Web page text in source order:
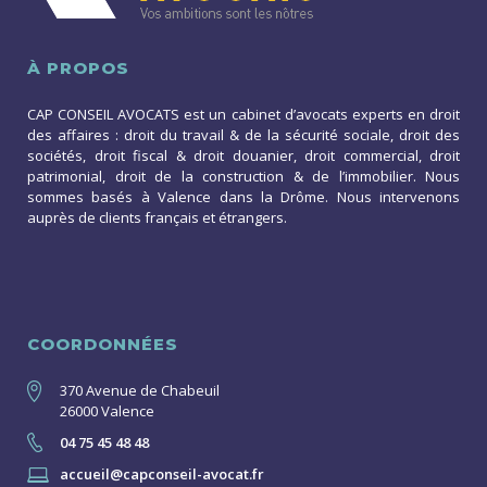
À PROPOS
CAP CONSEIL AVOCATS est un cabinet d’avocats experts en droit
des affaires : droit du travail & de la sécurité sociale, droit des
sociétés, droit fiscal & droit douanier, droit commercial, droit
patrimonial, droit de la construction & de l’immobilier. Nous
sommes basés à Valence dans la Drôme. Nous intervenons
auprès de clients français et étrangers.
COORDONNÉES
370 Avenue de Chabeuil
26000 Valence
04 75 45 48 48
accueil@capconseil-avocat.fr